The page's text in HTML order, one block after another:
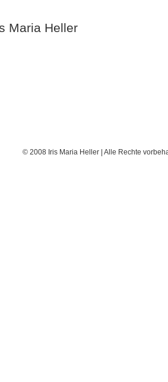
Maria Heller
© 2008 Iris Maria Heller | Alle Rechte